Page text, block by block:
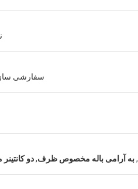
سفارشی
,به آرامی باله مخصوص ظرف,دو